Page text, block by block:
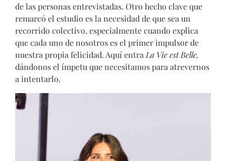
de las personas entrevistadas. Otro hecho clave que
remarcó el estudio es la necesidad de que sea un
recorrido colectivo, especialmente cuando explica
que cada uno de nosotros es el primer impulsor de
nuestra propia felicidad. Aquí entra La Vie est Belle,
dándonos el ímpetu que necesitamos para atrevernos
a intentarlo.